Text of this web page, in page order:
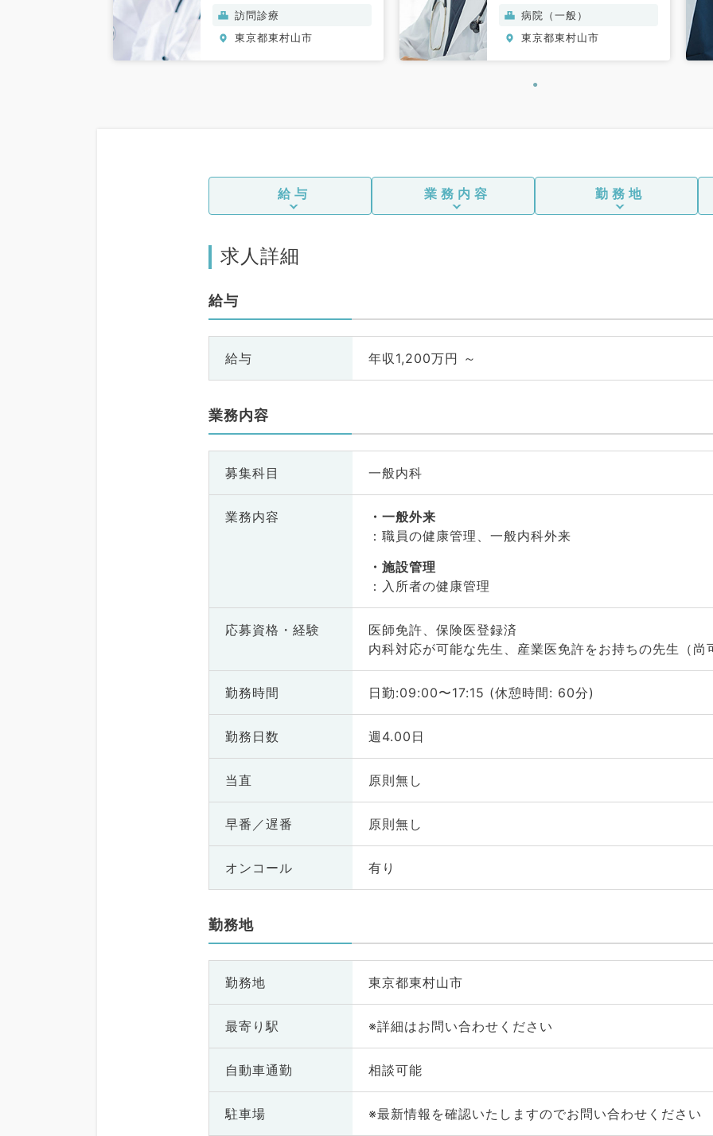
訪問診療
東京都東村山市
病院（一般）
東京都東村山市
給与 業務内容 勤務地
求人詳細
給与
給与 年収1,200万円 ～
業務内容
募集科目 一般内科
業務内容
一般外来
：職員の健康管理、一般内科外来
施設管理
：入所者の健康管理
応募資格・ 経験
医師免許、保険医登録済
内科対応が可能な先生、産業医免許をお持ちの先生（尚
勤務時間 日勤:09:00〜17:15 (休憩時間: 60分)
勤務日数 週4.00日
当直 原則無し
早番／遅番 原則無し
オンコール 有り
勤務地
勤務地 東京都東村山市
最寄り駅 ※詳細はお問い合わせください
自動車通勤 相談可能
駐車場 ※最新情報を確認いたしますのでお問い合わせください